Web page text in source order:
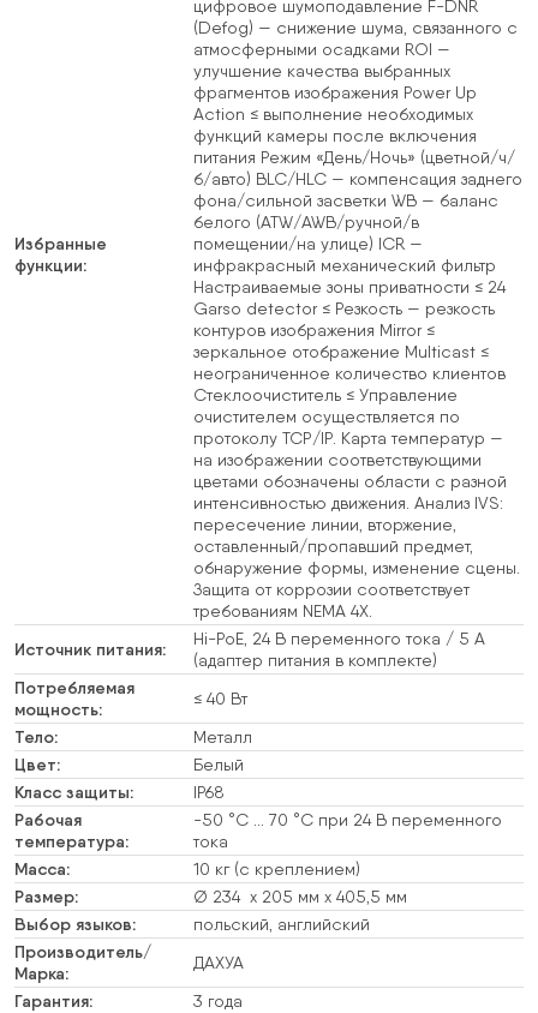
Избранные
функции:
цифровое шумоподавление F-DNR
(Defog) — снижение шума, связанного с
атмосферными осадками ROI —
улучшение качества выбранных
фрагментов изображения Power Up
Action ≤ выполнение необходимых
функций камеры после включения
питания Режим «День/Ночь» (цветной/ч/
б/авто) BLC/HLC — компенсация заднего
фона/сильной засветки WB — баланс
белого (ATW/AWB/ручной/в
помещении/на улице) ICR —
инфракрасный механический фильтр
Настраиваемые зоны приватности ≤ 24
Garso detector ≤ Резкость — резкость
контуров изображения Mirror ≤
зеркальное отображение Multicast ≤
неограниченное количество клиентов
Стеклоочиститель ≤ Управление
очистителем осуществляется по
протоколу TCP/IP. Карта температур —
на изображении соответствующими
цветами обозначены области с разной
интенсивностью движения. Анализ IVS:
пересечение линии, вторжение,
оставленный/пропавший предмет,
обнаружение формы, изменение сцены.
Защита от коррозии соответствует
требованиям NEMA 4X.
Источник питания:
Hi-PoE, 24 В переменного тока / 5 А
(адаптер питания в комплекте)
Потребляемая
мощность:
≤ 40 Вт
Тело: Металл
Цвет: Белый
Класс защиты: IP68
Рабочая
температура:
-50 °С … 70 °C при 24 В переменного
тока
Масса: 10 кг (с креплением)
Размер: Ø 234 x 205 мм x 405,5 мм
Выбор языков: польский, английский
Производитель/
Марка:
ДАХУА
Гарантия: 3 года